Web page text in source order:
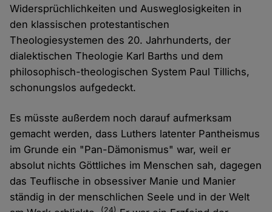
Widersprüchlichkeiten und Ausweglosigkeiten in
den klassischen protestantischen
Theologiesystemen des 20. Jahrhunderts, der
dialektischen Theologie Karl Barths und dem
philosophisch-theologischen System Paul Tillichs,
schonungslos aufgedeckt.
Es müsste außerdem noch darauf aufmerksam
gemacht werden, dass Luthers latenter Pantheismus
im Grunde ein "Pan-Dämonismus" war, weil er
absolut nichts Göttliches im Menschen sah, dagegen
das Teuflische in obsessiver Manie und Manier
ständig in der menschlichen Seele und in der Welt
(24)